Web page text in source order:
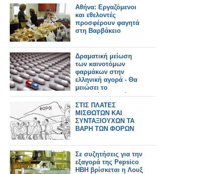
Αθήνα: Εργαζόμενοι
και εθελοντές
προσφέρουν φαγητά
στη Βαρβάκειο
Δραματική μείωση
των καινοτόμων
φαρμάκων στην
ελληνική αγορά - Θα
μειώσει το
προσδόκιμο ζωής
ΣΤΙΣ ΠΛΑΤΕΣ
ΜΙΣΘΩΤΩΝ ΚΑΙ
ΣΥΝΤΑΞΙΟΥΧΩΝ ΤΑ
ΒΑΡΗ ΤΩΝ ΦΟΡΩΝ
Σε συζητήσεις για την
εξαγορά της Pepsico
HBH βρίσκεται η Λουξ